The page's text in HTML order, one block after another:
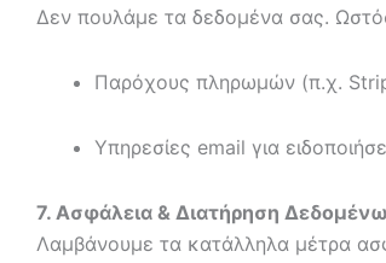
Δεν πουλάμε τα δεδομένα σας.
Παρόχους πληρωμών (π.χ.
Υπηρεσίες email για
7. Ασφάλεια & Διατήρηση
Λαμβάνουμε τα κατάλληλα μέτρα